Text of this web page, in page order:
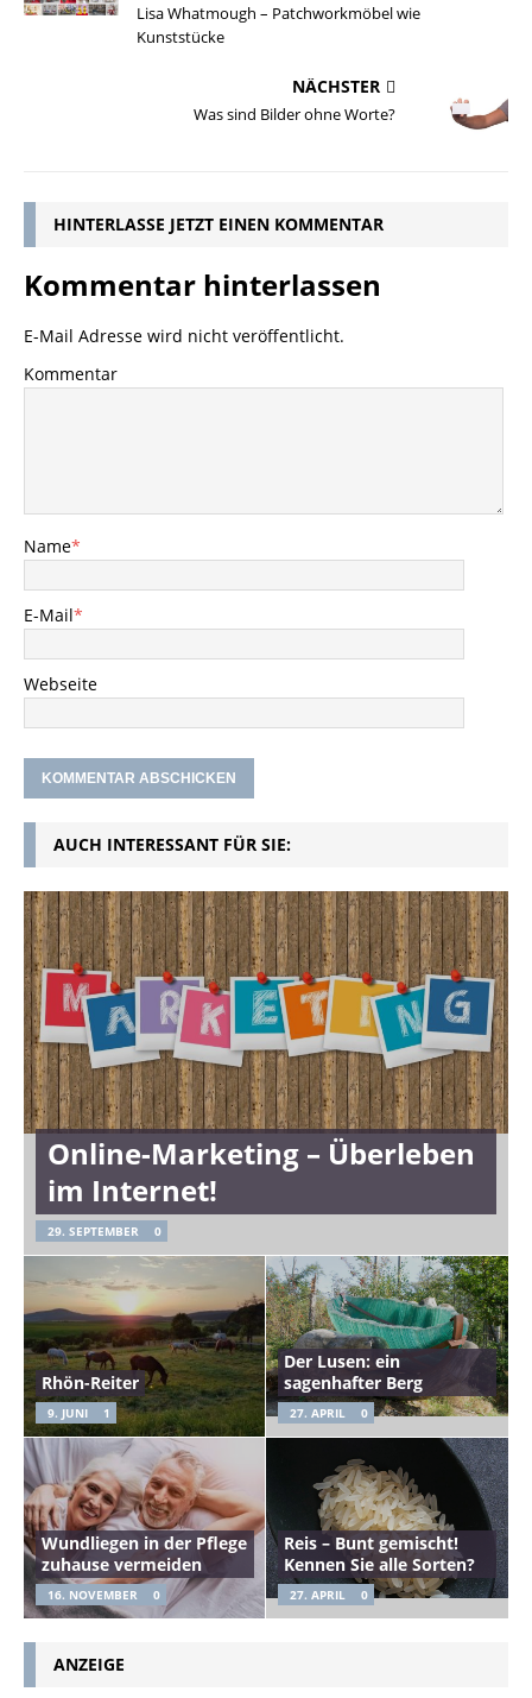
Lisa Whatmough – Patchworkmöbel wie
Kunststücke
NÄCHSTER
Was sind Bilder ohne Worte?
HINTERLASSE JETZT EINEN KOMMENTAR
Kommentar hinterlassen
E-Mail Adresse wird nicht veröffentlicht.
Kommentar
Name*
E-Mail*
Webseite
AUCH INTERESSANT FÜR SIE:
Online-Marketing – Überleben
im Internet!
29. SEPTEMBER 0
Rhön-Reiter
9. JUNI 1
Der Lusen: ein
sagenhafter Berg
27. APRIL 0
Wundliegen in der Pflege
zuhause vermeiden
16. NOVEMBER 0
Reis – Bunt gemischt!
Kennen Sie alle Sorten?
27. APRIL 0
ANZEIGE